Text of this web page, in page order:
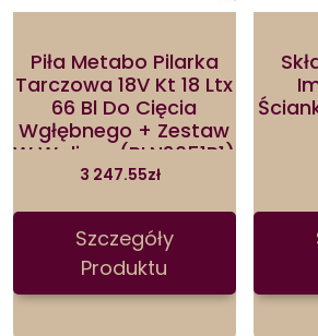
Piła Metabo Pilarka
Tarczowa 18V Kt 18 Ltx
66 Bl Do Cięcia
Wgłębnego + Zestaw
W Walizce (PLN2051P1)
3 247.55zł
Szczegóły
Produktu